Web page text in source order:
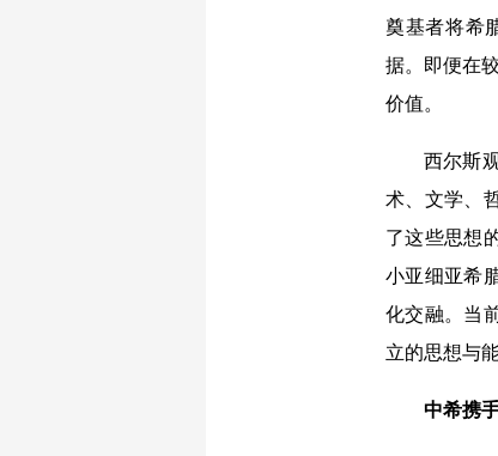
奠基者将希
据。即便在
价值。
西尔斯观
术、文学、
了这些思想
小亚细亚希
化交融。当
立的思想与
中希携